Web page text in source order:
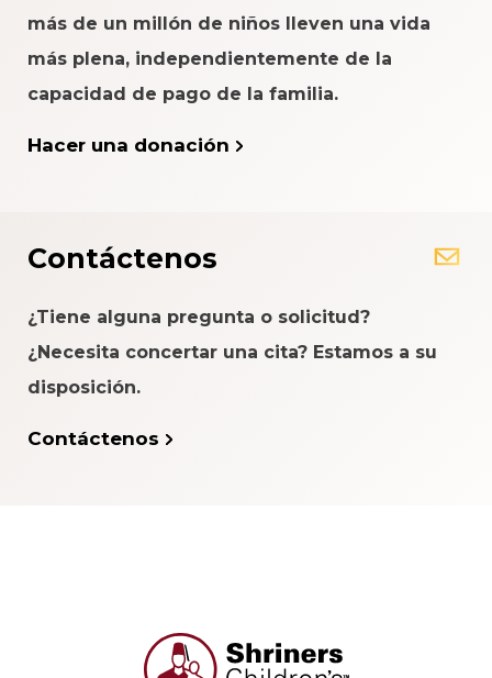
más de un millón de niños lleven una vida
más plena, independientemente de la
capacidad de pago de la familia.
Hacer una donación
Contáctenos
¿Tiene alguna pregunta o solicitud?
¿Necesita concertar una cita? Estamos a su
disposición.
Contáctenos